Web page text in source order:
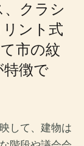
クラシ
ント式
市の紋
徴で
して、建物は